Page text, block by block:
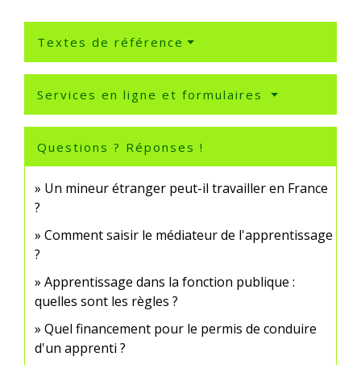
Textes de référence
Services en ligne et formulaires
Questions ? Réponses !
Un mineur étranger peut-il travailler en France
?
Comment saisir le médiateur de l'apprentissage
?
Apprentissage dans la fonction publique :
quelles sont les règles ?
Quel financement pour le permis de conduire
d'un apprenti ?